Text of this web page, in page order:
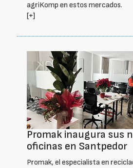
agriKomp en estos mercados.
[+]
Promak inaugura sus
oficinas en Santpedor
Promak, el especialista en